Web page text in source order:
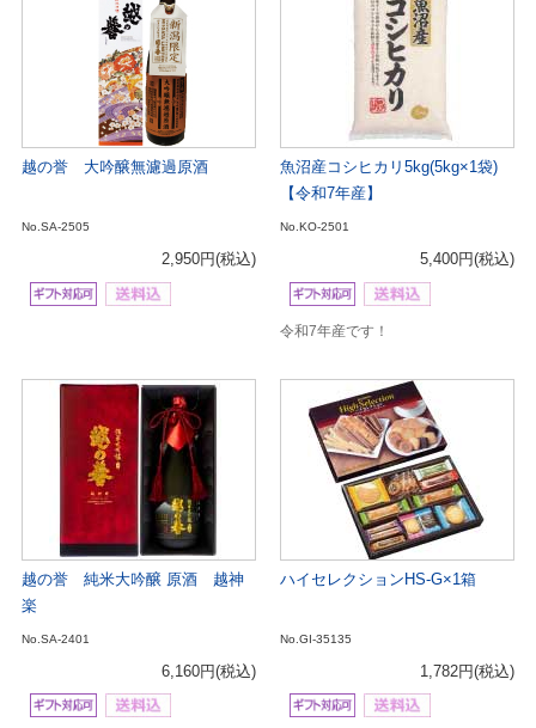
越の誉 大吟醸無濾過原酒
No.SA-2505
2,950円(税込)
魚沼産コシヒカリ5kg(5kg×1袋)
【令和7年産】
No.KO-2501
5,400円(税込)
令和7年産です！
越の誉 純米大吟醸 原酒 越神
楽
No.SA-2401
6,160円(税込)
ハイセレクションHS-G×1箱
No.GI-35135
1,782円(税込)